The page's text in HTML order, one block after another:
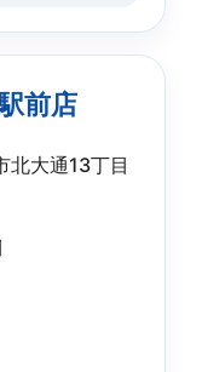
前店
大通13丁目